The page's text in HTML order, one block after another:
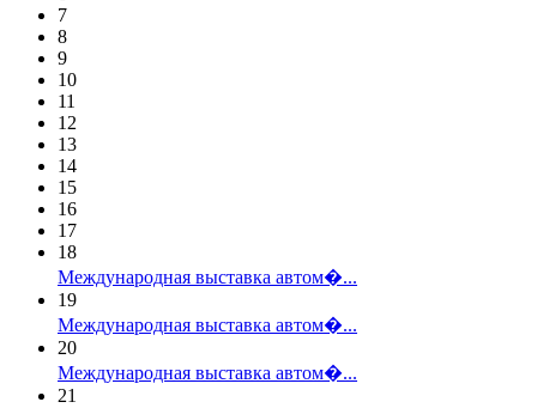
7
8
9
10
11
12
13
14
15
16
17
18
Международная выставка автом�...
19
Международная выставка автом�...
20
Международная выставка автом�...
21